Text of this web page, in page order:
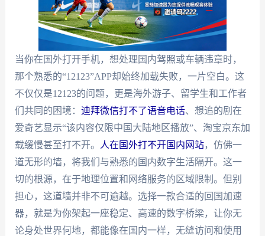
当你在国外打开手机，想处理国内驾照或车辆违章时，
那个熟悉的“12123”APP却始终加载失败，一片空白。这
不仅仅是12123的问题，更是海外游子、留学生和工作者
们共同的困境： 迪拜微信打不了语音电话、想追的剧在
爱奇艺显示“该内容仅限中国大陆地区播放”、淘宝京东加
载缓慢甚至打不开。
人在国外打不开国内网站，仿佛一
道无形的墙，将我们与熟悉的国内数字生活隔开。这一
切的根源，在于地理位置和网络服务的区域限制。但别
担心，这道墙并非不可逾越。选择一款合适的回国加速
器，就是为你架起一座稳定、高速的数字桥梁，让你无
论身处世界何地，都能像在国内一样，无缝访问和使用